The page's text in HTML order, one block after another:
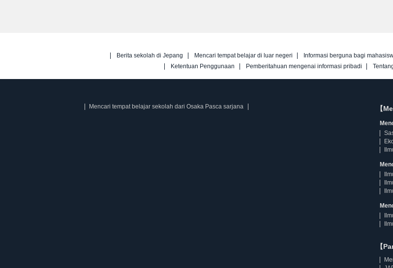
Berita sekolah di Jepang Mencari tempat belajar di luar negeri Informasi berguna bagi
Ketentuan Penggunaan
Pemberitahuan mengenai informasi pribadi
Mencari tempat belajar sekolah dari Osaka Pasca sarjana 【
【